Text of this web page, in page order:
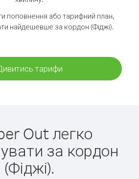
поповнення або тарифний план,
найдешевше за кордон (Фіджі).
тарифи
Out легко
за кордон
(Фіджі).